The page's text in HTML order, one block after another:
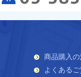
商品購入
よくある